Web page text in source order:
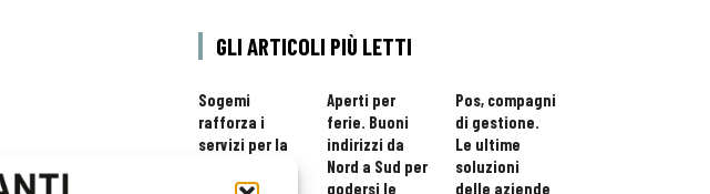
GLI ARTICOLI PIÙ LETTI
Sogemi
rafforza i
servizi per la
orario esteso
Aperti per
ferie. Buoni
indirizzi da
Nord a Sud per
godersi le
Pos, compagni
di gestione.
Le ultime
soluzioni
delle aziende